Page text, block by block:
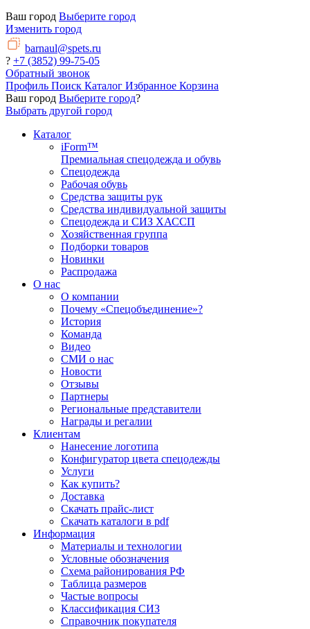
Ваш город Выберите город
Изменить город
barnaul@spets.ru
? +7 (3852) 99-75-05
Обратный звонок
Профиль Поиск Каталог Избранное Корзина
Ваш город Выберите город?
Выбрать другой город
Каталог
iForm™
Премиальная спецодежда и обувь
Спецодежда
Рабочая обувь
Средства защиты рук
Средства индивидуальной защиты
Спецодежда и СИЗ ХАССП
Хозяйственная группа
Подборки товаров
Новинки
Распродажа
О нас
О компании
Почему «Спецобъединение»?
История
Команда
Видео
СМИ о нас
Новости
Отзывы
Партнеры
Региональные представители
Награды и регалии
Клиентам
Нанесение логотипа
Конфигуратор цвета спецодежды
Услуги
Как купить?
Доставка
Скачать прайс-лист
Скачать каталоги в pdf
Информация
Материалы и технологии
Условные обозначения
Схема районирования РФ
Таблица размеров
Частые вопросы
Классификация СИЗ
Справочник покупателя